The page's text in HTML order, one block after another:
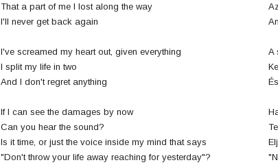
That a part of me I lost along the way
I'll never get back again
I've screamed my heart out, given everything
I split my life in two
And I don't regret anything
If I can see the damages by now
Can you hear the sound?
Is it time, or just the voice inside my mind that says
"Don't throw your life away reaching for yesterday"?
A